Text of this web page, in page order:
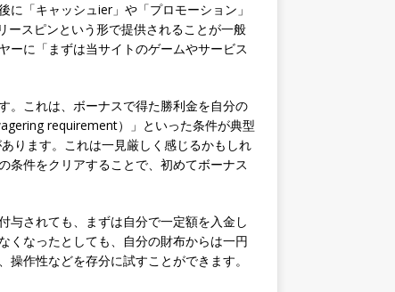
に「キャッシュier」や「プロモーション」
ースピンという形で提供されることが一般
ーに「まずは当サイトのゲームやサービス
。これは、ボーナスで得た勝利金を自分の
requirement）」といった条件が典型
ります。これは一見厳しく感じるかもしれ
条件をクリアすることで、初めてボーナス
与されても、まずは自分で一定額を入金し
くなったとしても、自分の財布からは一円
作性などを存分に試すことができます。